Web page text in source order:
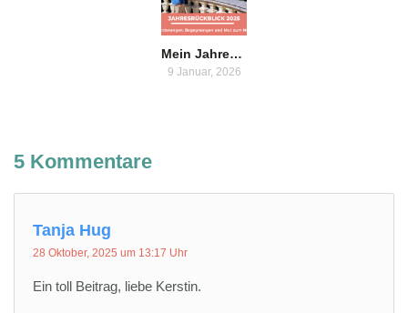
Mein Jahresrückblick 2025 – ein Jahr der ersten Male, Begegnungen und inneren Klarheit
9 Januar, 2026
5 Kommentare
Tanja Hug
28 Oktober, 2025 um 13:17 Uhr
Ein toll Beitrag, liebe Kerstin.